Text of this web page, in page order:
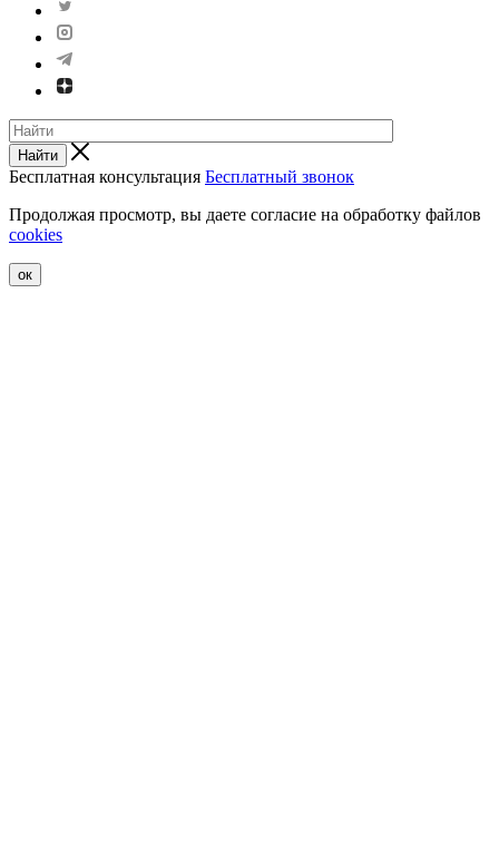
Найти
Бесплатная консультация Бесплатный звонок
Продолжая просмотр, вы даете согласие на обработку файлов
cookies
ок